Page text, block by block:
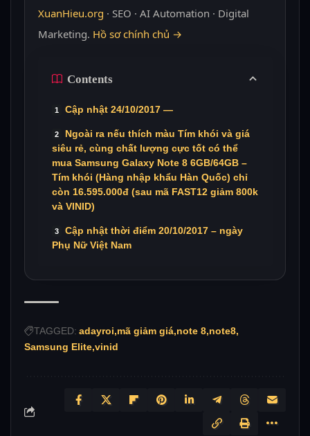
XuanHieu.org · SEO · AI Automation · Digital
Marketing. Hồ sơ chính chủ →
Contents
Cập nhật 24/10/2017 —
Ngoài ra nếu thích màu Tím khói và giá
siêu rẻ, cùng chất lượng cực tốt có thể
mua Samsung Galaxy Note 8 6GB/64GB –
Tím khói (Hàng nhập khẩu Hàn Quốc) chỉ
còn 16.595.000đ (sau mã FAST12 giảm 800k
và VINID)
Cập nhật thời điểm 20/10/2017 – ngày
Phụ Nữ Việt Nam
TAGGED: adayroi mã giảm giá note 8 note8
Samsung Elite vinid